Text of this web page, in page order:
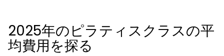
2025年のピラティスクラスの平
均費用を探る